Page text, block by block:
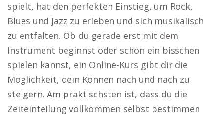
spielt, hat den perfekten Einstieg, um Rock,
Blues und Jazz zu erleben und sich musikalisch
zu entfalten. Ob du gerade erst mit dem
Instrument beginnst oder schon ein bisschen
spielen kannst, ein Online-Kurs gibt dir die
Möglichkeit, dein Können nach und nach zu
steigern. Am praktischsten ist, dass du die
Zeiteinteilung vollkommen selbst bestimmen